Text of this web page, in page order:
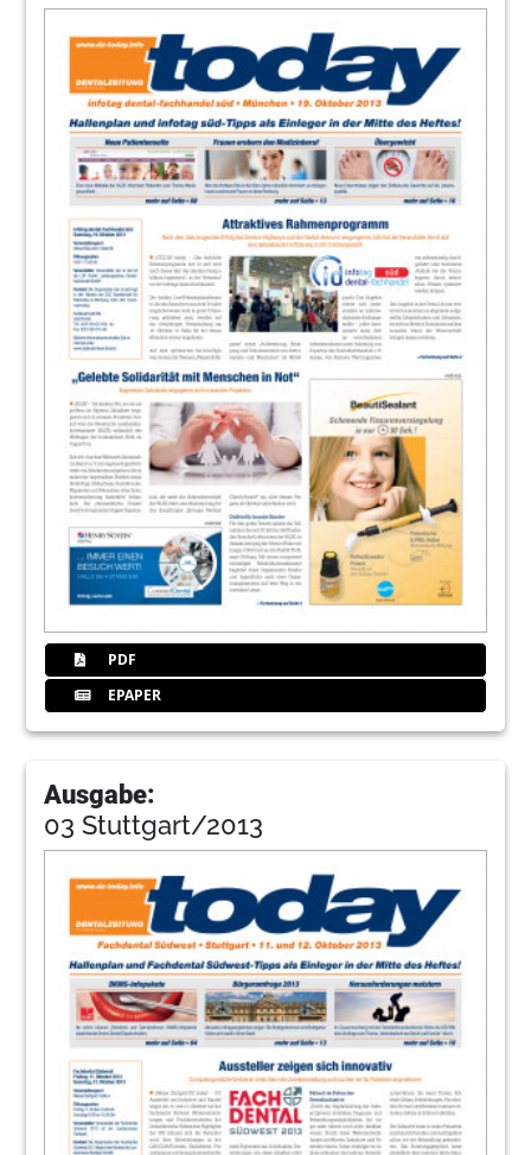
PDF
EPAPER
Ausgabe:
03 Stuttgart/2013